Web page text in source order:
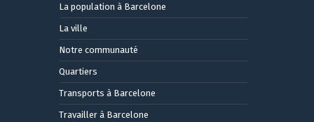
La population à Barcelone
La ville
Notre communauté
Quartiers
Transports à Barcelone
Travailler à Barcelone